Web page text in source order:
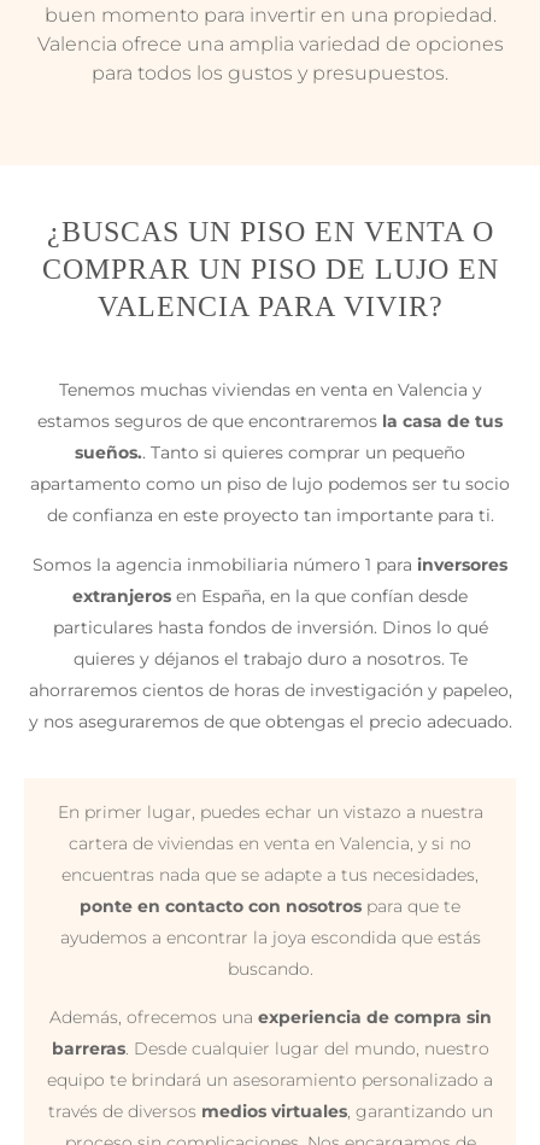
buen momento para invertir en una propiedad.
Valencia ofrece una amplia variedad de opciones
para todos los gustos y presupuestos.
¿BUSCAS UN PISO EN VENTA O
COMPRAR UN PISO DE LUJO EN
VALENCIA PARA VIVIR?
Tenemos muchas viviendas en venta en Valencia y
estamos seguros de que encontraremos la casa de tus
sueños.. Tanto si quieres comprar un pequeño
apartamento como un piso de lujo podemos ser tu socio
de confianza en este proyecto tan importante para ti.
Somos la agencia inmobiliaria número 1 para inversores
extranjeros en España, en la que confían desde
particulares hasta fondos de inversión. Dinos lo qué
quieres y déjanos el trabajo duro a nosotros. Te
ahorraremos cientos de horas de investigación y papeleo,
y nos aseguraremos de que obtengas el precio adecuado.
En primer lugar, puedes echar un vistazo a nuestra
cartera de viviendas en venta en Valencia, y si no
encuentras nada que se adapte a tus necesidades,
ponte en contacto con nosotros para que te
ayudemos a encontrar la joya escondida que estás
buscando.
Además, ofrecemos una experiencia de compra sin
barreras. Desde cualquier lugar del mundo, nuestro
equipo te brindará un asesoramiento personalizado a
través de diversos medios virtuales, garantizando un